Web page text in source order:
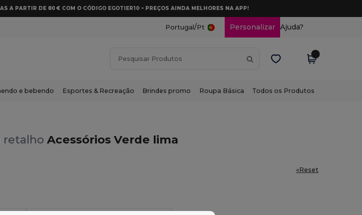
A PARTIR DE 80 € COM O CÓDIGO EGOTIER10 – PREÇOS AINDA MELHORES NA APP!
Portugal /Pt Personalizar Ajuda?
e bebendo Esportes & Recreação Brindes promo Roupa Básica Todos os Produtos
retalho Acessórios Verde lima
«Reset